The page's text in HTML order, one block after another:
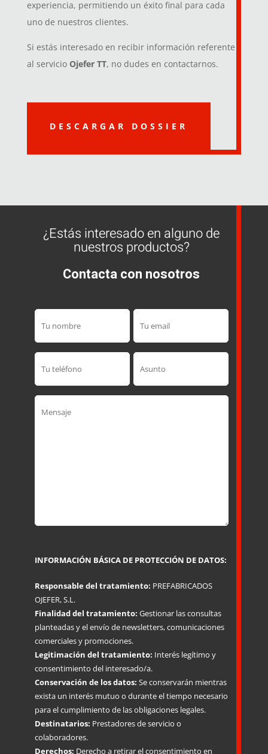
experiencia, permitiendo un éxito final para cada
uno de nuestros clientes.
Si estás interesado en recibir información referente
al servicio Ojefer TT, no dudes en contactarnos.
DESCARGAR DOSSIER
¿Estás interesado en alguno de
nuestros productos?
Contacta con nosotros
INFORMACIÓN BÁSICA DE PROTECCIÓN DE DATOS:
Responsable del tratamiento: PREFABRICADOS
OJEFER, S.L.
Finalidad del tratamiento: Gestionar las consultas
planteadas y el envío de newsletters, comunicaciones
comerciales y promociones.
Legitimación del tratamiento: Interés legítimo y
consentimiento del interesado/a.
Conservación de los datos: Se conservarán mientras
exista un interés mutuo o durante el tiempo necesario
para el cumplimiento de las obligaciones legales.
Destinatarios: Prestadores de servicio o
colaboradores.
Derechos: Derecho a retirar el consentimiento en